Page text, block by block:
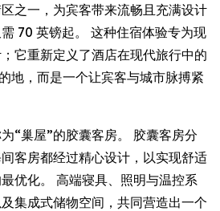
之一，为宾客带来流畅且充满设计
70 英镑起。 这种住宿体验专为现
它重新定义了酒店在现代旅行中的
地，而是一个让宾客与城市脉搏紧
“巢屋”的胶囊客房。 胶囊客房分
客房都经过精心设计，以实现舒适
优化。 高端寝具、照明与温控系
集成式储物空间，共同营造出一个